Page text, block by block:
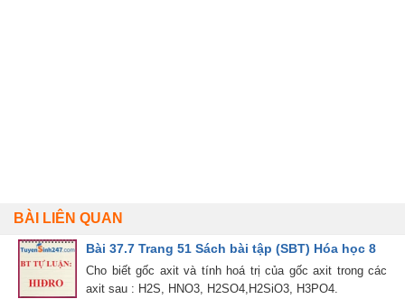
BÀI LIÊN QUAN
Bài 37.7 Trang 51 Sách bài tập (SBT) Hóa học 8
Cho biết gốc axit và tính hoá trị của gốc axit trong các
axit sau : H2S, HNO3, H2SO4,H2SiO3, H3PO4.